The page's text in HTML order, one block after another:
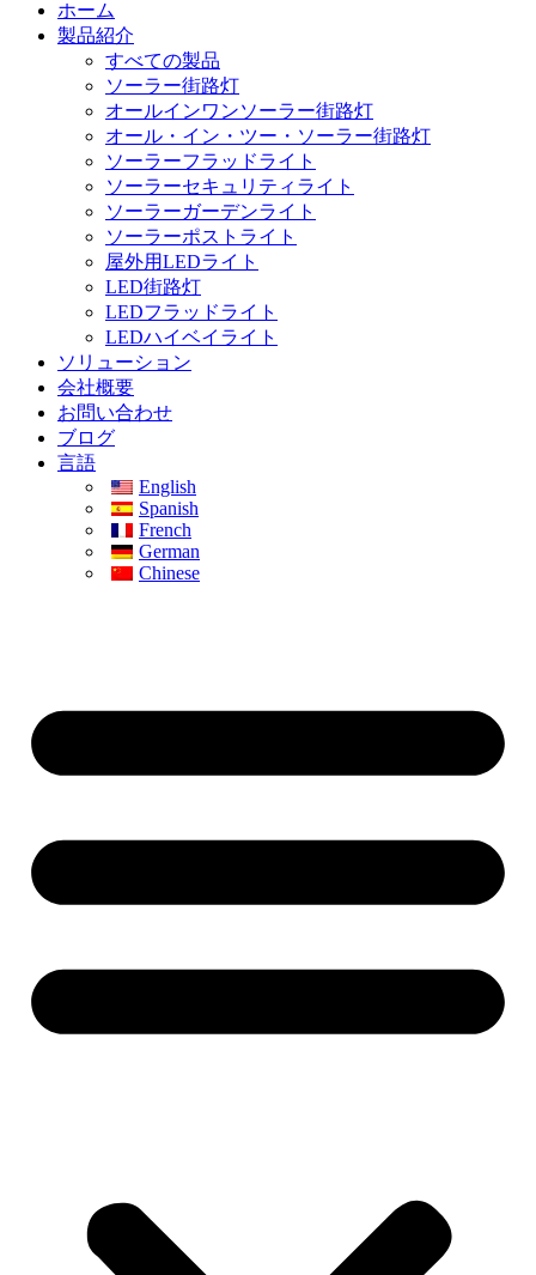
ホーム
製品紹介
すべての製品
ソーラー街路灯
オールインワンソーラー街路灯
オール・イン・ツー・ソーラー街路灯
ソーラーフラッドライト
ソーラーセキュリティライト
ソーラーガーデンライト
ソーラーポストライト
屋外用LEDライト
LED街路灯
LEDフラッドライト
LEDハイベイライト
ソリューション
会社概要
お問い合わせ
ブログ
言語
English
Spanish
French
German
Chinese